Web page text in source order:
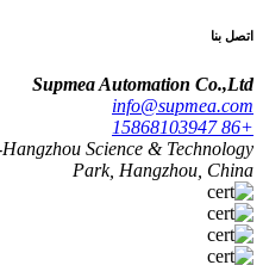
اتصل بنا
Supmea Automation Co.,Ltd
info@supmea.com
+86 15868103947
Science & Technology
Park, Hangzhou, China